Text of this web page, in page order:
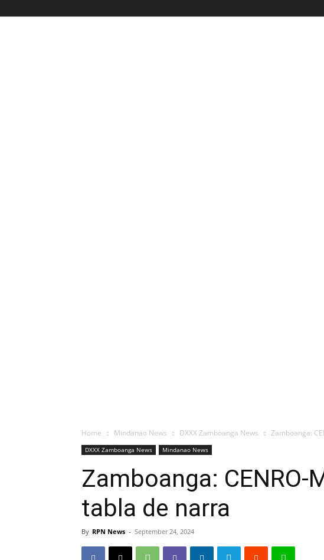
Home Mindanao News DXXX Zamboanga News Zamboanga:
DXXX Zamboanga News Mindanao News
Zamboanga:
tabla de narra
By RPN News - September 24, 2024